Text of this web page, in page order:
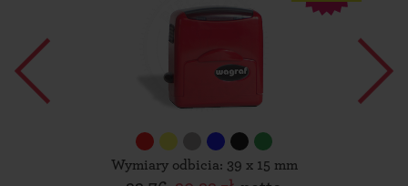
Wymiary odbicia: 39 x 15 mm